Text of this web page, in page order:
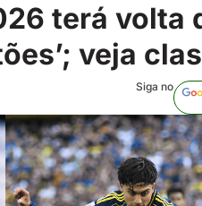
terá volta
veja
Siga no